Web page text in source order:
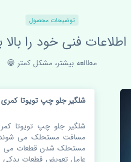
توضیحات محصول
اطلاعات فنی خود را بالا
مطالعه بیشتر، مشکل کمتر 😁
شلگیر جلو چپ تویوتا کمری 2001-2006 چین
مسافت مستحلک می شوند.
مستحلک شدن قطعات می